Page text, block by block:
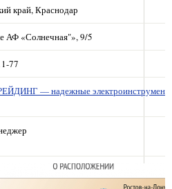
край, Краснодар
АФ «Солнечная"», 9/5
77
— надежные